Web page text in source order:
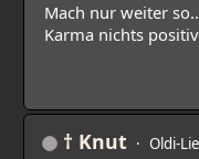
Mach nur weiter
Karma nichts
† Knut Oldi-